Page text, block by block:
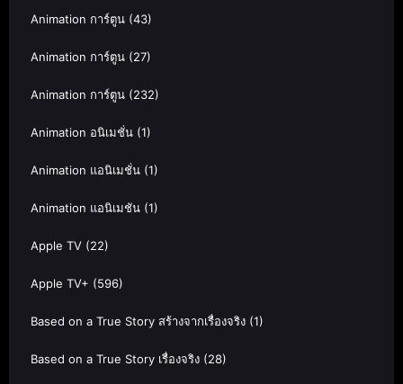
Animation การ์ตูน (43)
Animation การ์ตูน (27)
Animation การ์ตูน (232)
Animation อนิเมชั่น (1)
Animation แอนิเมชั่น (1)
Animation แอนิเมชัน (1)
Apple TV (22)
Apple TV+ (596)
Based on a True Story สร้างจากเรื่องจริง (1)
Based on a True Story เรื่องจริง (28)